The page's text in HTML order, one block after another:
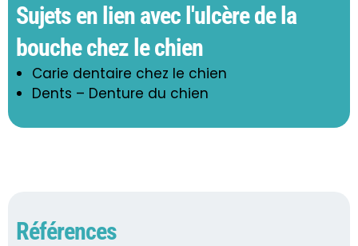
Sujets en lien avec l'ulcère de la
bouche chez le chien
Carie dentaire chez le chien
Dents – Denture du chien
Références